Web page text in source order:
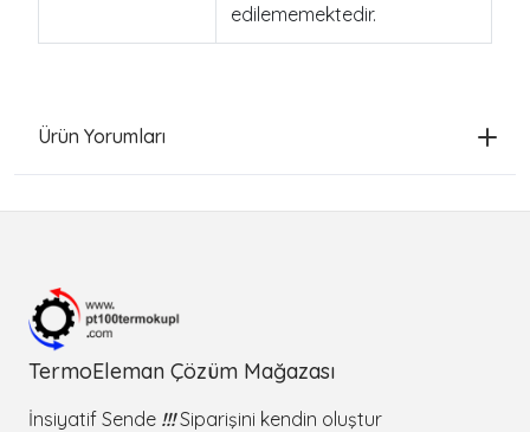
edilememektedir.
Ürün Yorumları
TermoEleman Çözüm Mağazası
İnsiyatif Sende !!!Siparişini kendin oluştur